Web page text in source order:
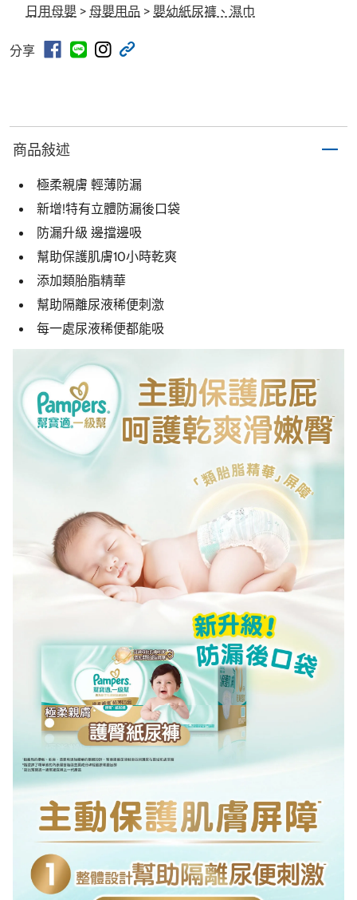
日用母嬰 > 母嬰用品 > 嬰幼紙尿褲、濕巾
分享
商品敍述
極柔親膚 輕薄防漏
新增!特有立體防漏後口袋
防漏升級 邊擋邊吸
幫助保護肌膚10小時乾爽
添加類胎脂精華
幫助隔離尿液稀便刺激
每一處尿液稀便都能吸